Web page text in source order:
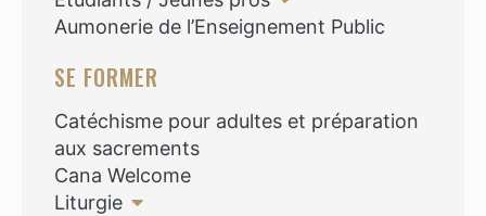
Aumonerie de l’Enseignement Public
SE FORMER
Catéchisme pour adultes et préparation
aux sacrements
Cana Welcome
Liturgie